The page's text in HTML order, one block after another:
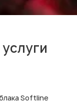
Softline